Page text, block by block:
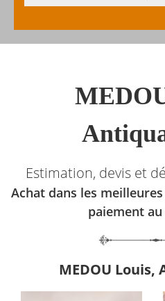
Estimation, devis et
Achat dans les
paiement
MEDOU Louis,